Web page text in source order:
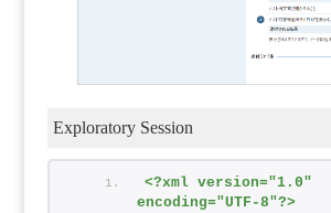
Exploratory Session
<?xml version="1.0"
encoding="UTF-8"?>